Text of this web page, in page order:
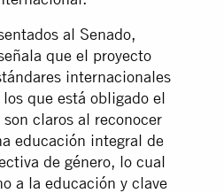
al Senado,
que el proyecto
internacionales
que está obligado el
claros al reconocer
educación integral de
de género, lo cual
a la educación y clave